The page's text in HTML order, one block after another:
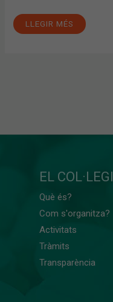
LLEGIR MÉS
EL COL·LEGI
Què és?
Com s'organitza?
Activitats
Tràmits
Transparència